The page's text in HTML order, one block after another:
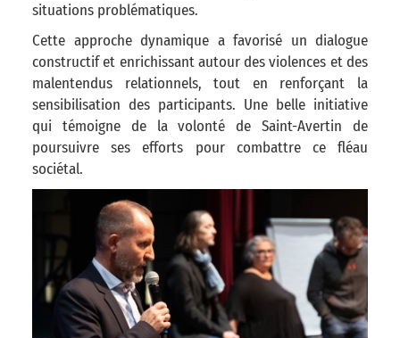
situations problématiques.
Cette approche dynamique a favorisé un dialogue
constructif et enrichissant autour des violences et des
malentendus relationnels, tout en renforçant la
sensibilisation des participants. Une belle initiative
qui témoigne de la volonté de Saint-Avertin de
poursuivre ses efforts pour combattre ce fléau
sociétal.